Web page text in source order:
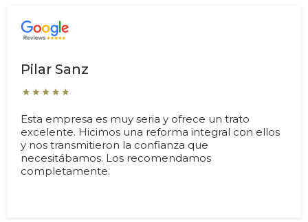
Pilar Sanz
Esta empresa es muy seria y ofrece un trato
excelente. Hicimos una reforma integral con ellos
y nos transmitieron la confianza que
necesitábamos. Los recomendamos
completamente.